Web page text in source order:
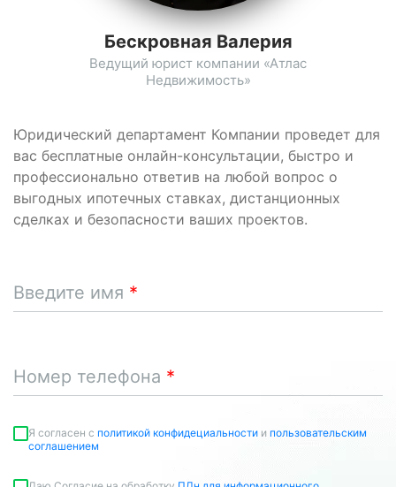
Юридический департамент Компании проведет для
вас бесплатные онлайн-консультации, быстро и
профессионально ответив на любой вопрос о
выгодных ипотечных ставках, дистанционных
сделках и безопасности ваших проектов.
Введите имя
Номер телефона
Я согласен c политикой конфидециальности и пользовательским
соглашением
Бескровная Валерия
Ведущий юрист компании «Атлас
Недвижимость»